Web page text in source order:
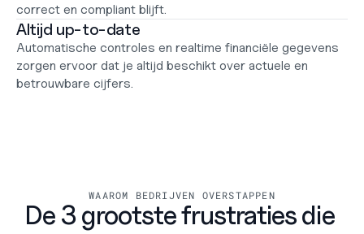
correct en compliant blijft.
Altijd up-to-date
Automatische controles en realtime financiële gegevens
zorgen ervoor dat je altijd beschikt over actuele en
betrouwbare cijfers.
WAAROM BEDRIJVEN OVERSTAPPEN
De 3 grootste frustraties die